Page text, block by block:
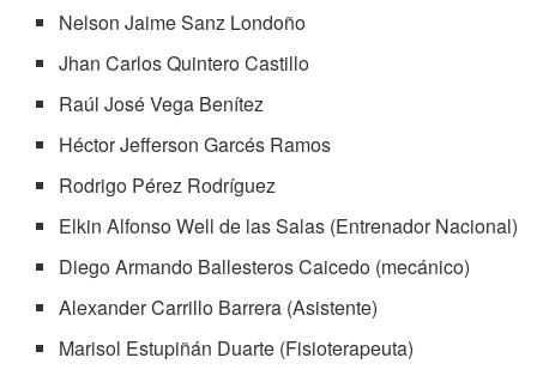
Nelson Jaime Sanz Londoño
Jhan Carlos Quintero Castillo
Raúl José Vega Benítez
Héctor Jefferson Garcés Ramos
Rodrigo Pérez Rodríguez
Elkin Alfonso Well de las Salas (Entrenador Nacional)
Diego Armando Ballesteros Caicedo (mecánico)
Alexander Carrillo Barrera (Asistente)
Marisol Estupiñán Duarte (Fisioterapeuta)